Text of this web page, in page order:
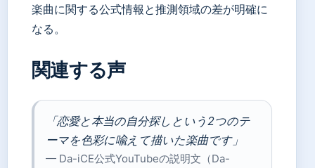
楽曲に関する公式情報と推測領域の差が明確に
なる。
関連する声
「恋愛と本当の自分探しという2つのテ
ーマを色彩に喩えて描いた楽曲です」
— Da-iCE公式YouTubeの説明文（Da-